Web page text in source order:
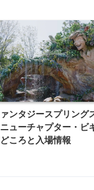
ンタジースプリング
ニューチャプター・ビ
ころと入場情報